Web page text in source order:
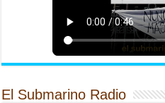
El Submarino Radio